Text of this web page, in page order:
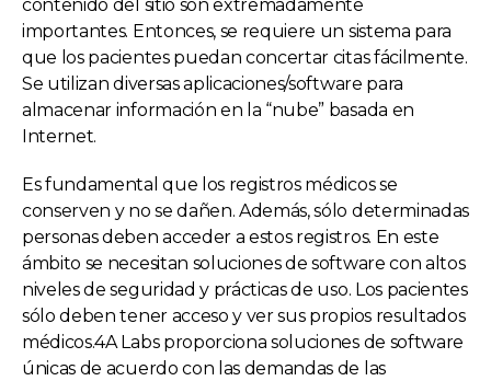
contenido del sitio son extremadamente
importantes. Entonces, se requiere un sistema para
que los pacientes puedan concertar citas fácilmente.
Se utilizan diversas aplicaciones/software para
almacenar información en la “nube” basada en
Internet.
Es fundamental que los registros médicos se
conserven y no se dañen. Además, sólo determinadas
personas deben acceder a estos registros. En este
ámbito se necesitan soluciones de software con altos
niveles de seguridad y prácticas de uso. Los pacientes
sólo deben tener acceso y ver sus propios resultados
médicos.4A Labs proporciona soluciones de software
únicas de acuerdo con las demandas de las